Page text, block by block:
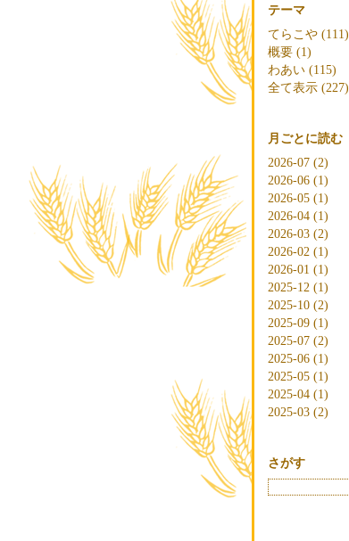
テーマ
てらこや (111)
概要 (1)
わあい (115)
全て表示 (227)
月ごとに読む
2026-07 (2)
2026-06 (1)
2026-05 (1)
2026-04 (1)
2026-03 (2)
2026-02 (1)
2026-01 (1)
2025-12 (1)
2025-10 (2)
2025-09 (1)
2025-07 (2)
2025-06 (1)
2025-05 (1)
2025-04 (1)
2025-03 (2)
さがす